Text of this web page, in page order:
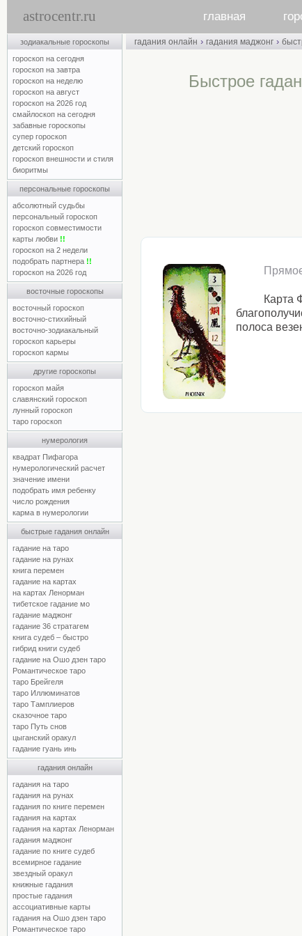
astrocentr.ru главная
зодиакальные гороскопы
гороскоп на сегодня
гороскоп на завтра
гороскоп на неделю
гороскоп на август
гороскоп на 2026 год
смайлоскоп на сегодня
забавные гороскопы
супер гороскоп
детский гороскоп
гороскоп внешности и стиля
биоритмы
персональные гороскопы
абсолютный судьбы
персональный гороскоп
гороскоп совместимости
карты любви !!
гороскоп на 2 недели
подобрать партнера !!
гороскоп на 2026 год
восточные гороскопы
восточный гороскоп
восточно-стихийный
восточно-зодиакальный
гороскоп карьеры
гороскоп кармы
другие гороскопы
гороскоп майя
славянский гороскоп
лунный гороскоп
таро гороскоп
нумерология
квадрат Пифагора
нумерологический расчет
значение имени
подобрать имя ребенку
число рождения
карма в нумерологии
быстрые гадания онлайн
гадание на таро
гадание на рунах
книга перемен
гадание на картах
на картах Ленорман
тибетское гадание мо
гадание маджонг
гадание 36 стратагем
книга судеб – быстро
гибрид книги судеб
гадание на Ошо дзен таро
Романтическое таро
таро Брейгеля
таро Иллюминатов
таро Тамплиеров
сказочное таро
таро Путь снов
цыганский оракул
гадание гуань инь
гадания онлайн
гадания на таро
гадания на рунах
гадания по книге перемен
гадания на картах
гадания на картах Ленорман
гадания маджонг
гадание по книге судеб
всемирное гадание
звездный оракул
книжные гадания
простые гадания
ассоциативные карты
гадания на Ошо дзен таро
Романтическое таро
гадания онлайн › гадания маджонг ›
Быстрое
Карта
полоса